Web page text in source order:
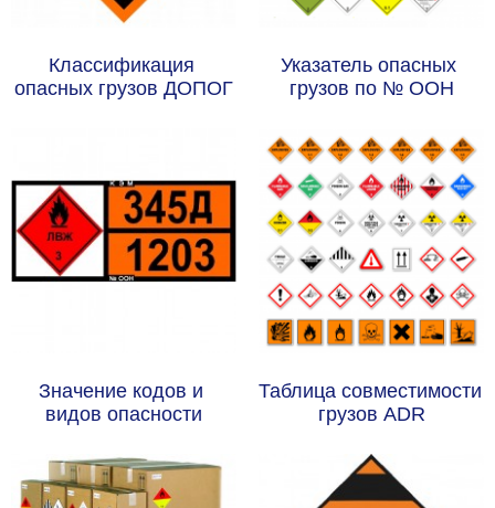
Классификация
опасных грузов ДОПОГ
Указатель опасных
грузов по № ООН
Значение кодов и
видов опасности
Таблица совместимости
грузов ADR